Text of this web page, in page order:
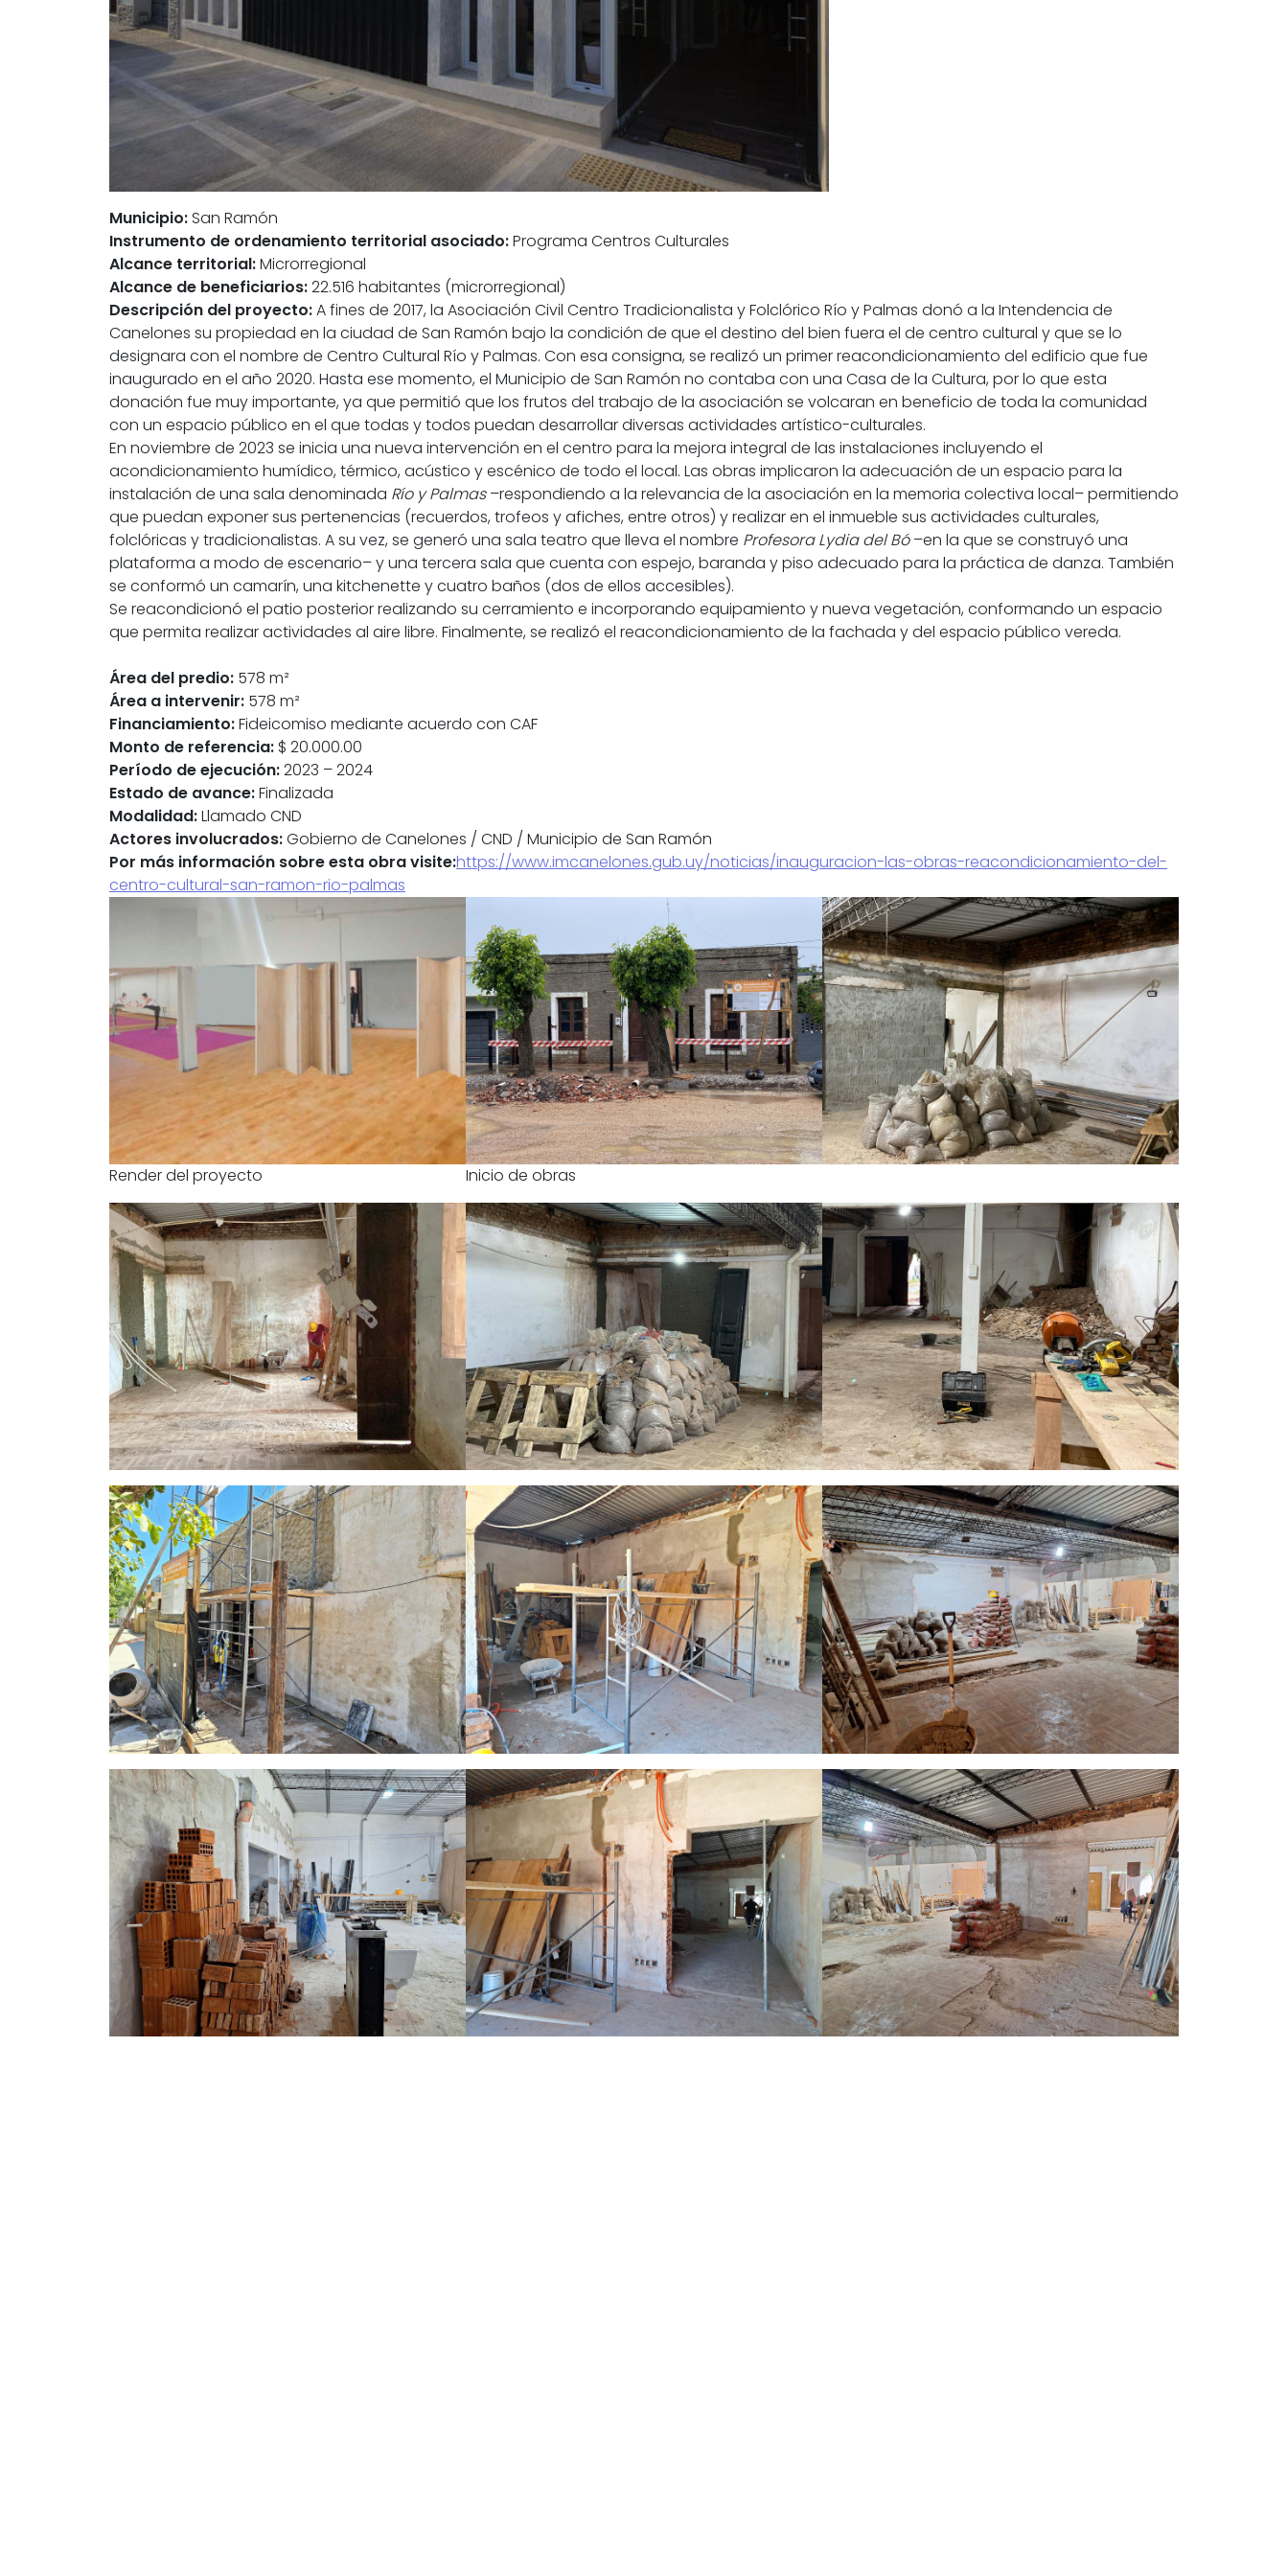
Municipio: San Ramón
Instrumento de ordenamiento territorial asociado:Programa Centros Culturales
Alcance territorial:Microrregional
Alcance de beneficiarios:22.516 habitantes (microrregional)
Descripción del proyecto:A fines de 2017, la Asociación Civil Centro Tradicionalista y Folclórico Río y Palmas donó a la Intendencia de
Canelones su propiedad en la ciudad de San Ramón bajo la condición de que el destino del bien fuera el de centro cultural y que se lo
designara con el nombre de Centro Cultural Río y Palmas. Con esa consigna, se realizó un primer reacondicionamiento del edificio que fue
inaugurado en el año 2020. Hasta ese momento, el Municipio de San Ramón no contaba con una Casa de la Cultura, por lo que esta
donación fue muy importante, ya que permitió que los frutos del trabajo de la asociación se volcaran en beneficio de toda la comunidad
con un espacio público en el que todas y todos puedan desarrollar diversas actividades artístico-culturales.
En noviembre de 2023 se inicia una nueva intervención en el centro para la mejora integral de las instalaciones incluyendo el
acondicionamiento humídico, térmico, acústico y escénico de todo el local. Las obras implicaron la adecuación de un espacio para la
instalación de una sala denominada Río y Palmas–respondiendo a la relevancia de la asociación en la memoria colectiva local– permitiendo
que puedan exponer sus pertenencias (recuerdos, trofeos y afiches, entre otros) y realizar en el inmueble sus actividades culturales,
folclóricas y tradicionalistas. A su vez, se generó una sala teatro que lleva el nombre Profesora Lydia del Bó–en la que se construyó una
plataforma a modo de escenario– y una tercera sala que cuenta con espejo, baranda y piso adecuado para la práctica de danza. También
se conformó un camarín, una kitchenette y cuatro baños (dos de ellos accesibles).
Se reacondicionó el patio posterior realizando su cerramiento e incorporando equipamiento y nueva vegetación, conformando un espacio
que permita realizar actividades al aire libre. Finalmente, se realizó el reacondicionamiento de la fachada y del espacio público vereda.
Área del predio: 578 m²
Área a intervenir: 578 m²
Financiamiento:Fideicomiso mediante acuerdo con CAF
Monto de referencia: $ 20.000.00
Período de ejecución:2023 – 2024
Estado de avance:Finalizada
Modalidad:Llamado CND
Actores involucrados:Gobierno de Canelones / CND / Municipio de San Ramón
Por más información sobre esta obra visite:https://www.imcanelones.gub.uy/noticias/inauguracion-las-obras-reacondicionamiento-del-
centro-cultural-san-ramon-rio-palmas
Render del proyecto Inicio de obras